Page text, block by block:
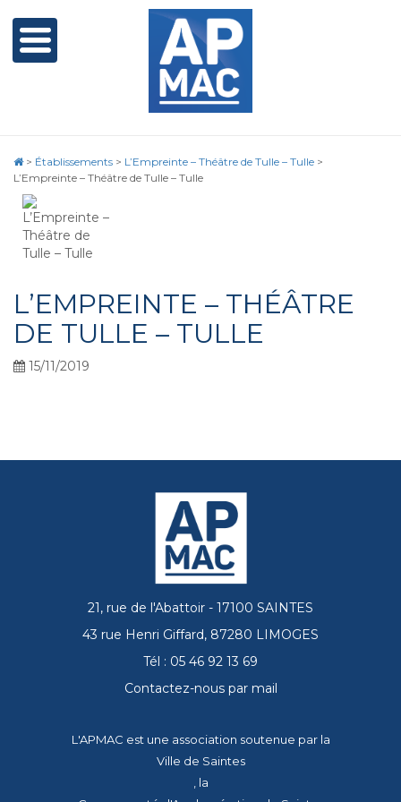
> Établissements > L’Empreinte – Théâtre de Tulle – Tulle >
L’Empreinte – Théâtre de Tulle – Tulle
L’EMPREINTE – THÉÂTRE
DE TULLE – TULLE
15/11/2019
21, rue de l'Abattoir - 17100 SAINTES
43 rue Henri Giffard, 87280 LIMOGES
Tél : 05 46 92 13 69
Contactez-nous par mail
L'APMAC est une association soutenue par la
Ville de Saintes
, la